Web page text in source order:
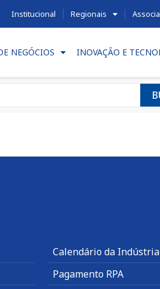
Institucional Regionais
NEGÓCIOS INOVAÇÃO E
Calendário da Indústria
Pagamento RPA